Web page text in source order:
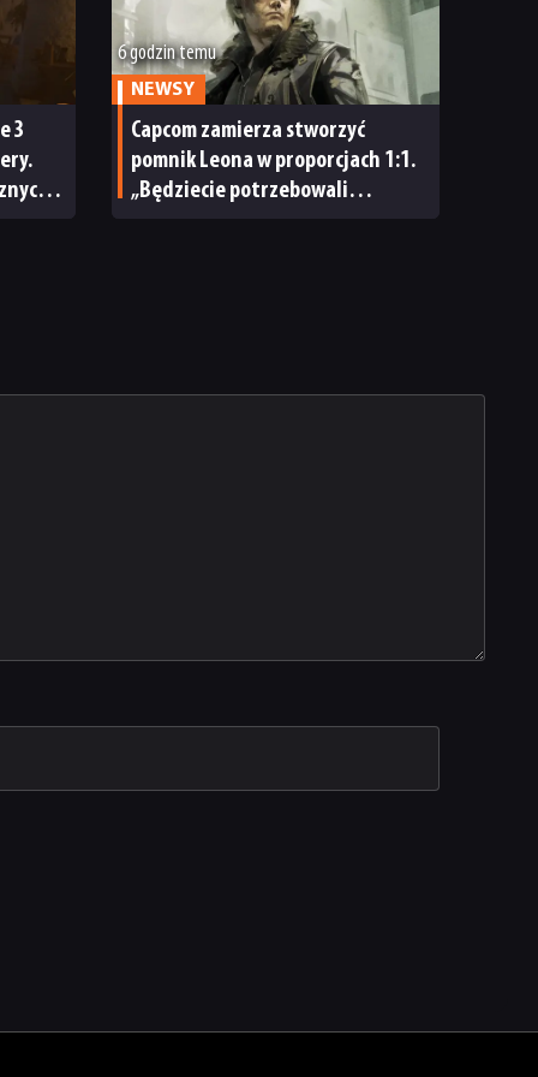
3
6 godzin temu
NEWSY
Capcom zamierza stworzyć
pomnik Leona w proporcjach 1:1.
„Będziecie potrzebowali